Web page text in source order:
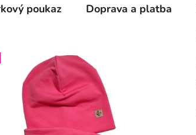
poukaz Doprava a platba